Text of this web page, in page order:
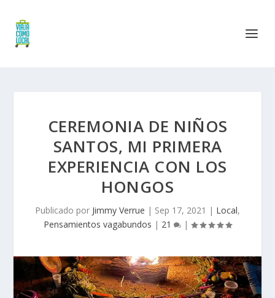
CEREMONIA DE NIÑOS
SANTOS, MI PRIMERA
EXPERIENCIA CON LOS
HONGOS
Publicado por Jimmy Verrue | Sep 17, 2021 | Local,
Pensamientos vagabundos | 21 |